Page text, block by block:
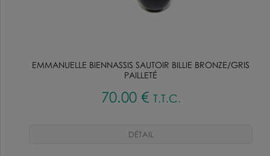
EMMANUELLE BIENNASSIS SAUTOIR BILLIE BRONZE/GRIS
PAILLETÉ
70.00 € T.T.C.